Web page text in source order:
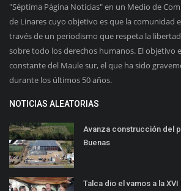
"Séptima Página Noticias" en un Medio de
de Linares cuyo objetivo es que la comunidad
través de un periodismo que respeta la
sobre todo los derechos humanos. El objetivo
constante del Maule sur, el que ha sido
durante los últimos 50 años.
NOTICIAS ALEATORIAS
Avanza construcción del
Buenas
Talca dio el vamos a la